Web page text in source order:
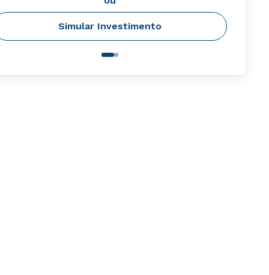
Simular Investimento